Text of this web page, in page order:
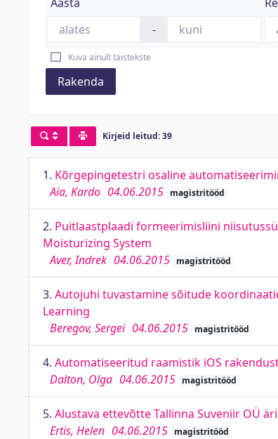
-
Kuva ainult täistekste
Rakenda
Kirjeid leitud: 39
1. Kõrgepingetestri osaline
Aia, Kardo 04.06.2015 magistritööd
2. Puitlaastplaadi formeerimisliini
Moisturizing System
Aver, Indrek 04.06.2015 magistritööd
3. Autojuhi tuvastamine sõitude
Learning
Beregov, Sergei 04.06.2015 magistritööd
4. Automatiseeritud raamistik iOS
Dalton, Olga 04.06.2015 magistritööd
5. Alustava ettevõtte Tallinna Suveniir OÜ
Ertis, Helen 04.06.2015 magistritööd